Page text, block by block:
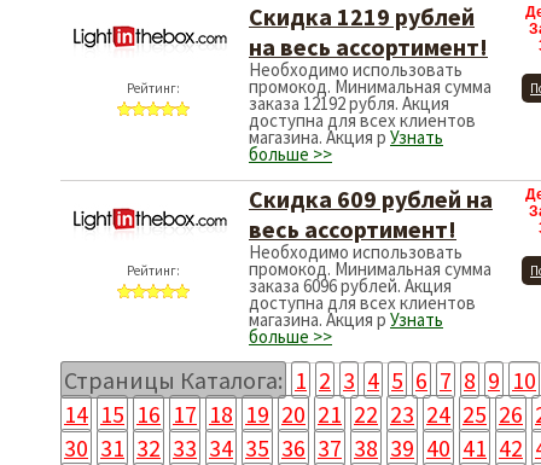
Рейтинг:
Скидка 1219 рублей
на весь ассортимент!
Необходимо использовать
промокод. Минимальная сумма
заказа 12192 рубля. Акция
доступна для всех клиентов
магазина. Акция р Узнать
больше >>
Рейтинг:
Скидка 609 рублей на
весь ассортимент!
Необходимо использовать
промокод. Минимальная сумма
заказа 6096 рублей. Акция
доступна для всех клиентов
магазина. Акция р Узнать
больше >>
Страницы Каталога: 1 2 3 4 5 6 7 8 9 10
14 15 16 17 18 19 20 21 22 23 24 25 26
30 31 32 33 34 35 36 37 38 39 40 41 42